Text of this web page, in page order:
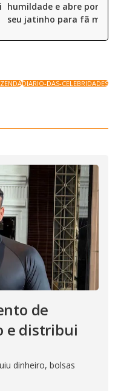
humildade e abre portas
seu jatinho para fã mirim
DIARIO-DAS-CELEBRIDADES
de
e distribui
dinheiro, bolsas